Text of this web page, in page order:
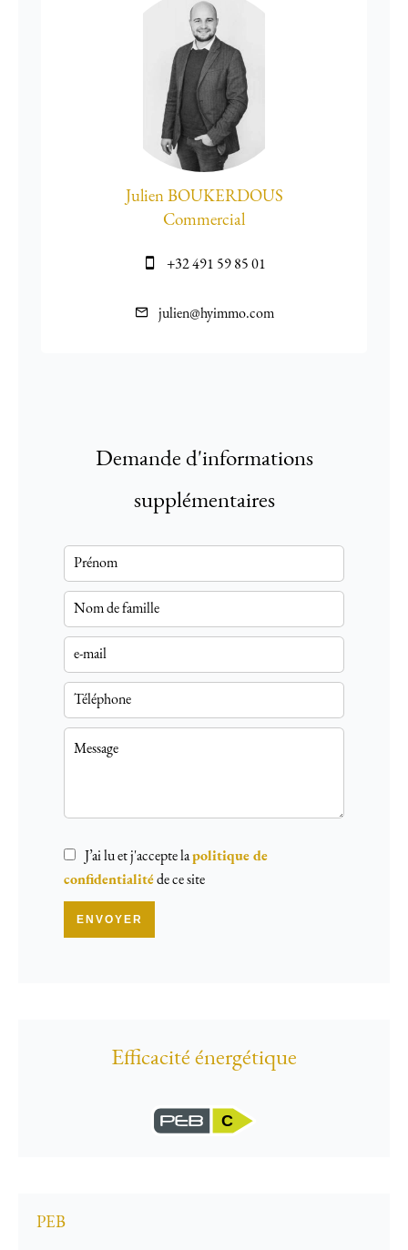
Julien BOUKERDOUS
Commercial
+32 491 59 85 01
julien@hyimmo.com
Demande d'informations
supplémentaires
J’ai lu et j'accepte lapolitique de
confidentialitéde ce site
ENVOYER
Efficacité énergétique
C
PEB